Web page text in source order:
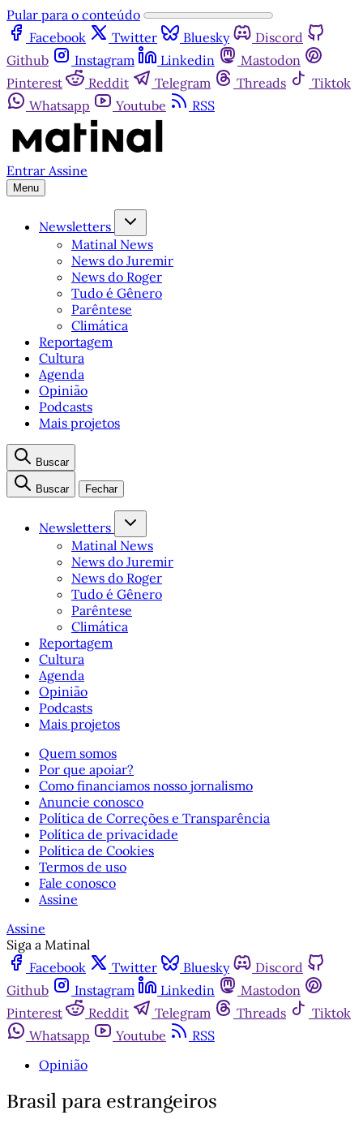
Pular para o conteúdo
Facebook
Twitter Bluesky
Discord
Github
Instagram Linkedin
Mastodon
Pinterest
Reddit Telegram Threads
Tiktok
Whatsapp
Youtube RSS
Entrar Assine
Menu
Newsletters
Matinal News
News do Juremir
News do Roger
Tudo é Gênero
Parêntese
Climática
Reportagem
Cultura
Agenda
Opinião
Podcasts
Mais projetos
Buscar
Buscar Fechar
Newsletters
Matinal News
News do Juremir
News do Roger
Tudo é Gênero
Parêntese
Climática
Reportagem
Cultura
Agenda
Opinião
Podcasts
Mais projetos
Quem somos
Por que apoiar?
Como financiamos nosso jornalismo
Anuncie conosco
Política de Correções e Transparência
Política de privacidade
Política de Cookies
Termos de uso
Fale conosco
Assine
Assine
Siga a Matinal
Facebook
Twitter Bluesky
Discord
Github
Instagram Linkedin
Mastodon
Pinterest
Reddit Telegram Threads
Tiktok
Whatsapp
Youtube
RSS
Opinião
Brasil para estrangeiros